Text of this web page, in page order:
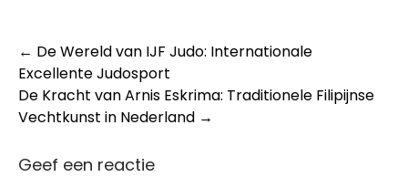
Post
navigation
← De Wereld van IJF Judo: Internationale
Excellente Judosport
De Kracht van Arnis Eskrima: Traditionele Filipijnse
Vechtkunst in Nederland →
Geef een reactie